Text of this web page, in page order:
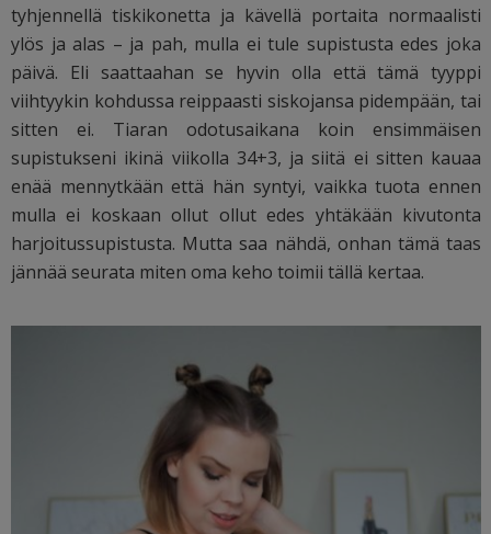
tyhjennellä tiskikonetta ja kävellä portaita normaalisti
ylös ja alas – ja pah, mulla ei tule supistusta edes joka
päivä. Eli saattaahan se hyvin olla että tämä tyyppi
viihtyykin kohdussa reippaasti siskojansa pidempään, tai
sitten ei. Tiaran odotusaikana koin ensimmäisen
supistukseni ikinä viikolla 34+3, ja siitä ei sitten kauaa
enää mennytkään että hän syntyi, vaikka tuota ennen
mulla ei koskaan ollut ollut edes yhtäkään kivutonta
harjoitussupistusta. Mutta saa nähdä, onhan tämä taas
jännää seurata miten oma keho toimii tällä kertaa.